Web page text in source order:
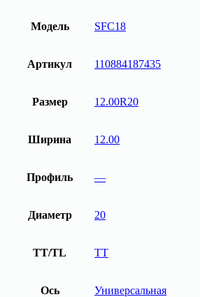
Модель SFC18
Артикул 110884187435
Размер 12.00R20
Ширина 12.00
Профиль —
Диаметр 20
TT/TL TT
Ось Универсальная